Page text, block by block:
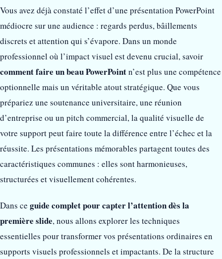
Vous avez déjà constaté l’effet d’une présentation PowerPoint
médiocre sur une audience : regards perdus, bâillements
discrets et attention qui s’évapore. Dans un monde
professionnel où l’impact visuel est devenu crucial, savoir
comment faire un beau PowerPointn’est plus une compétence
optionnelle mais un véritable atout stratégique. Que vous
prépariez une soutenance universitaire, une réunion
d’entreprise ou un pitch commercial, la qualité visuelle de
votre support peut faire toute la différence entre l’échec et la
réussite. Les présentations mémorables partagent toutes des
caractéristiques communes : elles sont harmonieuses,
structurées et visuellement cohérentes.
Dans ce guide complet pour capter l’attention dès la
première slide, nous allons explorer les techniques
essentielles pour transformer vos présentations ordinaires en
supports visuels professionnels et impactants. De la structure